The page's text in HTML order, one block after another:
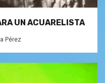
UN ACUARELISTA
Pérez